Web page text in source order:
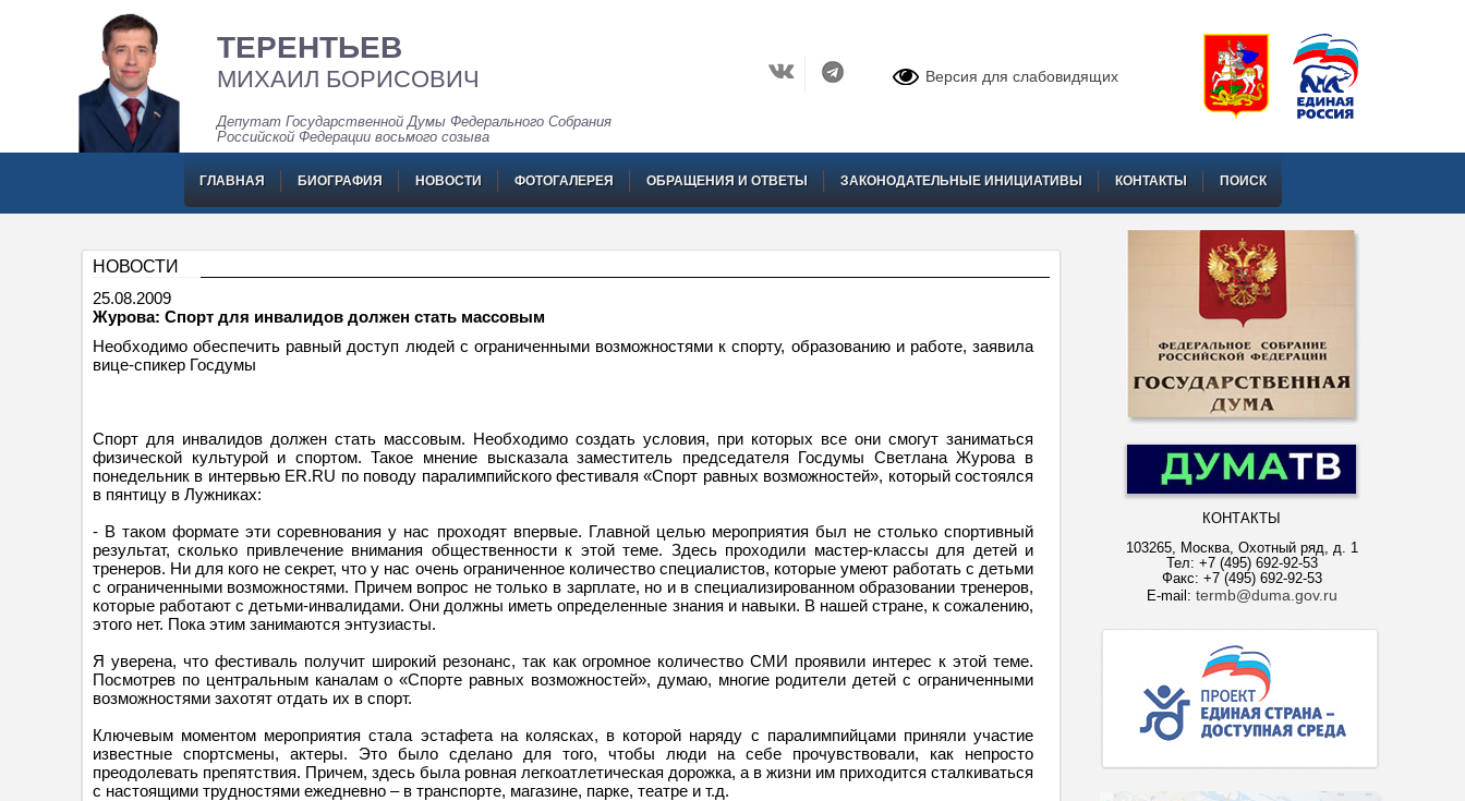
ТЕРЕНТЬЕВ
МИХАИЛ БОРИСОВИЧ
Депутат Государственной Думы Федерального Собрания
Российской Федерации восьмого созыва
Версия для слабовидящих
ГЛАВНАЯ БИОГРАФИЯ НОВОСТИ ФОТОГАЛЕРЕЯ ОБРАЩЕНИЯ И ОТВЕТЫ ЗАКОНОДАТЕЛЬНЫЕ ИНИЦИАТИВЫ КОНТАКТЫ ПОИСК
НОВОСТИ
25.08.2009
Журова: Спорт для инвалидов должен стать массовым
Необходимо обеспечить равный доступ людей с ограниченными возможностями к спорту, образованию и работе, заявила
вице-спикер Госдумы
Спорт для инвалидов должен стать массовым. Необходимо создать условия, при которых все они смогут заниматься
физической культурой и спортом. Такое мнение высказала заместитель председателя Госдумы Светлана Журова в
понедельник в интервью ER.RU по поводу паралимпийского фестиваля «Спорт равных возможностей», который состоялся
в пянтицу в Лужниках:
- В таком формате эти соревнования у нас проходят впервые. Главной целью мероприятия был не столько спортивный
результат, сколько привлечение внимания общественности к этой теме. Здесь проходили мастер-классы для детей и
тренеров. Ни для кого не секрет, что у нас очень ограниченное количество специалистов, которые умеют работать с детьми
с ограниченными возможностями. Причем вопрос не только в зарплате, но и в специализированном образовании тренеров,
которые работают с детьми-инвалидами. Они должны иметь определенные знания и навыки. В нашей стране, к сожалению,
этого нет. Пока этим занимаются энтузиасты.
Я уверена, что фестиваль получит широкий резонанс, так как огромное количество СМИ проявили интерес к этой теме.
Посмотрев по центральным каналам о «Спорте равных возможностей», думаю, многие родители детей с ограниченными
возможностями захотят отдать их в спорт.
Ключевым моментом мероприятия стала эстафета на колясках, в которой наряду с паралимпийцами приняли участие
известные спортсмены, актеры. Это было сделано для того, чтобы люди на себе прочувствовали, как непросто
преодолевать препятствия. Причем, здесь была ровная легкоатлетическая дорожка, а в жизни им приходится сталкиваться
с настоящими трудностями ежедневно – в транспорте, магазине, парке, театре и т.д.
КОНТАКТЫ
103265, Москва, Охотный ряд, д. 1
Тел: +7 (495) 692-92-53
Факс: +7 (495) 692-92-53
E-mail: termb@duma.gov.ru